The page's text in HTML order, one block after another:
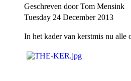
Geschreven door Tom Mensink
Tuesday 24 December 2013
In het kader van kerstmis nu alle